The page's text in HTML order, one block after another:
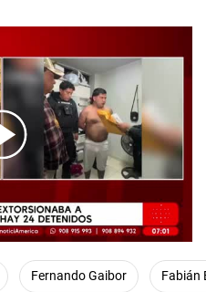
Fernando Gaibor Fabián